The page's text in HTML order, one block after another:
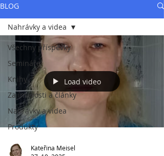
BLOG
Všechny příspěvky
Semináře
Knihy
Zajímavosti a články
Nahrávky a videa
Produkty
Nahrávky a videa
Load video
Kateřina Meisel